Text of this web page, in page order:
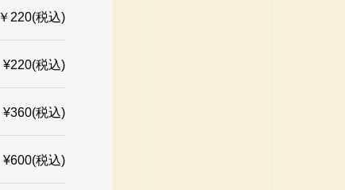
￥220(税込)
¥220(税込)
¥360(税込)
¥600(税込)